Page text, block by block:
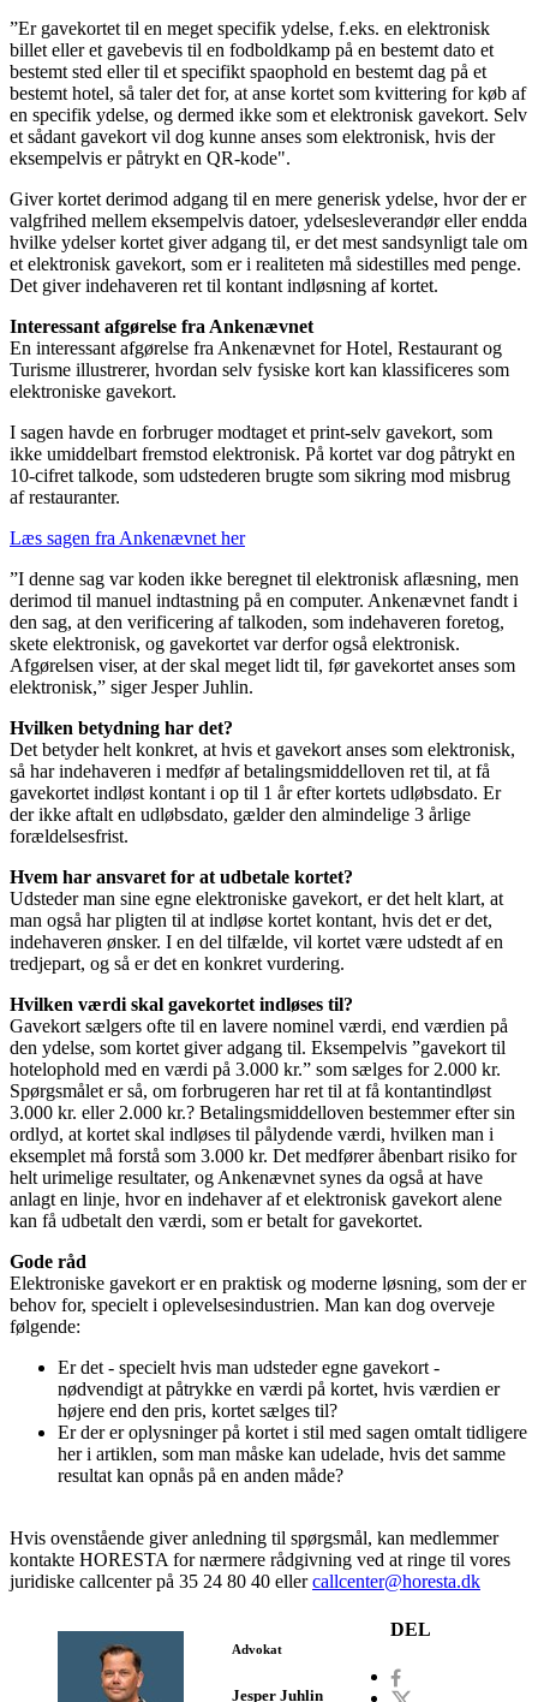
”Er gavekortet til en meget specifik ydelse, f.eks. en elektronisk
billet eller et gavebevis til en fodboldkamp på en bestemt dato et
bestemt sted eller til et specifikt spaophold en bestemt dag på et
bestemt hotel, så taler det for, at anse kortet som kvittering for køb af
en specifik ydelse, og dermed ikke som et elektronisk gavekort. Selv
et sådant gavekort vil dog kunne anses som elektronisk, hvis der
eksempelvis er påtrykt en QR-kode".
Giver kortet derimod adgang til en mere generisk ydelse, hvor der er
valgfrihed mellem eksempelvis datoer, ydelsesleverandør eller endda
hvilke ydelser kortet giver adgang til, er det mest sandsynligt tale om
et elektronisk gavekort, som er i realiteten må sidestilles med penge.
Det giver indehaveren ret til kontant indløsning af kortet.
Interessant afgørelse fra Ankenævnet
En interessant afgørelse fra Ankenævnet for Hotel, Restaurant og
Turisme illustrerer, hvordan selv fysiske kort kan klassificeres som
elektroniske gavekort.
I sagen havde en forbruger modtaget et print-selv gavekort, som
ikke umiddelbart fremstod elektronisk. På kortet var dog påtrykt en
10-cifret talkode, som udstederen brugte som sikring mod misbrug
af restauranter.
Læs sagen fra Ankenævnet her
”I denne sag var koden ikke beregnet til elektronisk aflæsning, men
derimod til manuel indtastning på en computer. Ankenævnet fandt i
den sag, at den verificering af talkoden, som indehaveren foretog,
skete elektronisk, og gavekortet var derfor også elektronisk.
Afgørelsen viser, at der skal meget lidt til, før gavekortet anses som
elektronisk,” siger Jesper Juhlin.
Hvilken betydning har det?
Det betyder helt konkret, at hvis et gavekort anses som elektronisk,
så har indehaveren i medfør af betalingsmiddelloven ret til, at få
gavekortet indløst kontant i op til 1 år efter kortets udløbsdato. Er
der ikke aftalt en udløbsdato, gælder den almindelige 3 årlige
forældelsesfrist.
Hvem har ansvaret for at udbetale kortet?
Udsteder man sine egne elektroniske gavekort, er det helt klart, at
man også har pligten til at indløse kortet kontant, hvis det er det,
indehaveren ønsker. I en del tilfælde, vil kortet være udstedt af en
tredjepart, og så er det en konkret vurdering.
Hvilken værdi skal gavekortet indløses til?
Gavekort sælgers ofte til en lavere nominel værdi, end værdien på
den ydelse, som kortet giver adgang til. Eksempelvis ”gavekort til
hotelophold med en værdi på 3.000 kr.” som sælges for 2.000 kr.
Spørgsmålet er så, om forbrugeren har ret til at få kontantindløst
3.000 kr. eller 2.000 kr.? Betalingsmiddelloven bestemmer efter sin
ordlyd, at kortet skal indløses til pålydende værdi, hvilken man i
eksemplet må forstå som 3.000 kr. Det medfører åbenbart risiko for
helt urimelige resultater, og Ankenævnet synes da også at have
anlagt en linje, hvor en indehaver af et elektronisk gavekort alene
kan få udbetalt den værdi, som er betalt for gavekortet.
Gode råd
Elektroniske gavekort er en praktisk og moderne løsning, som der er
behov for, specielt i oplevelsesindustrien. Man kan dog overveje
følgende:
Er det - specielt hvis man udsteder egne gavekort -
nødvendigt at påtrykke en værdi på kortet, hvis værdien er
højere end den pris, kortet sælges til?
Er der er oplysninger på kortet i stil med sagen omtalt tidligere
her i artiklen, som man måske kan udelade, hvis det samme
resultat kan opnås på en anden måde?
Hvis ovenstående giver anledning til spørgsmål, kan medlemmer
kontakte HORESTA for nærmere rådgivning ved at ringe til vores
juridiske callcenter på 35 24 80 40 ellercallcenter@horesta.dk
Advokat
Jesper Juhlin
DEL